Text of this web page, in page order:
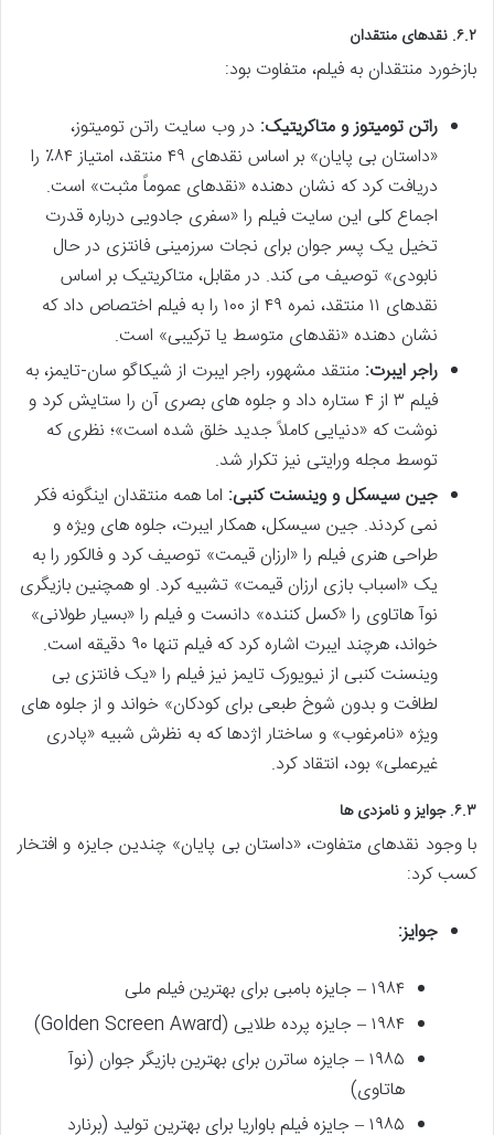
۶.۲. نقدهای منتقدان
بازخورد منتقدان به فیلم، متفاوت بود:
راتن تومیتوز و متاکریتیک: در وب سایت راتن تومیتوز،
«داستان بی پایان» بر اساس نقدهای ۴۹ منتقد، امتیاز ۸۴٪ را
دریافت کرد که نشان دهنده «نقدهای عموماً مثبت» است.
اجماع کلی این سایت فیلم را «سفری جادویی درباره قدرت
تخیل یک پسر جوان برای نجات سرزمینی فانتزی در حال
نابودی» توصیف می کند. در مقابل، متاکریتیک بر اساس
نقدهای ۱۱ منتقد، نمره ۴۹ از ۱۰۰ را به فیلم اختصاص داد که
نشان دهنده «نقدهای متوسط یا ترکیبی» است.
راجر ایبرت: منتقد مشهور، راجر ایبرت از شیکاگو سان-تایمز، به
فیلم ۳ از ۴ ستاره داد و جلوه های بصری آن را ستایش کرد و
نوشت که «دنیایی کاملاً جدید خلق شده است»؛ نظری که
توسط مجله ورایتی نیز تکرار شد.
جین سیسکل و وینسنت کنبی: اما همه منتقدان اینگونه فکر
نمی کردند. جین سیسکل، همکار ایبرت، جلوه های ویژه و
طراحی هنری فیلم را «ارزان قیمت» توصیف کرد و فالکور را به
یک «اسباب بازی ارزان قیمت» تشبیه کرد. او همچنین بازیگری
نوآ هاتاوی را «کسل کننده» دانست و فیلم را «بسیار طولانی»
خواند، هرچند ایبرت اشاره کرد که فیلم تنها ۹۰ دقیقه است.
وینسنت کنبی از نیویورک تایمز نیز فیلم را «یک فانتزی بی
لطافت و بدون شوخ طبعی برای کودکان» خواند و از جلوه های
ویژه «نامرغوب» و ساختار اژدها که به نظرش شبیه «پادری
غیرعملی» بود، انتقاد کرد.
۶.۳. جوایز و نامزدی ها
با وجود نقدهای متفاوت، «داستان بی پایان» چندین جایزه و افتخار
کسب کرد:
جوایز:
۱۹۸۴ – جایزه بامبی برای بهترین فیلم ملی
۱۹۸۴ – جایزه پرده طلایی (Golden Screen Award)
۱۹۸۵ – جایزه ساترن برای بهترین بازیگر جوان (نوآ
هاتاوی)
۱۹۸۵ – جایزه فیلم باواریا برای بهترین تولید (برنارد